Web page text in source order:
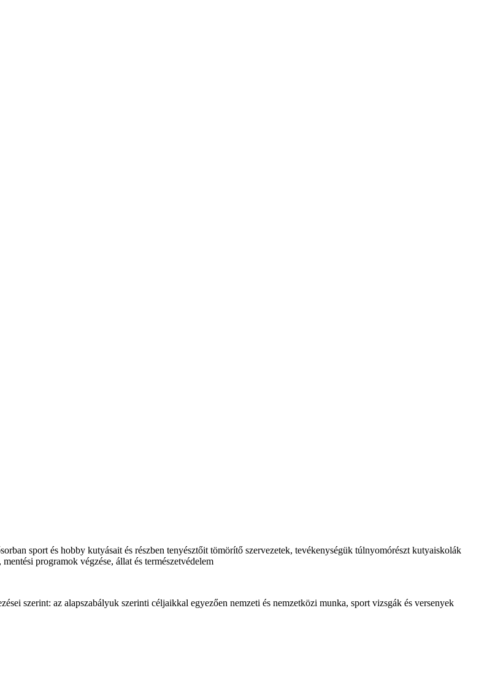
sport és hobby kutyásait és részben tenyésztőit tömörítő szervezetek, tevékenységük túlnyomórészt kutyaiskolák
programok végzése, állat és természetvédelem
szerint: az alapszabályuk szerinti céljaikkal egyezően nemzeti és nemzetközi munka, sport vizsgák és versenyek